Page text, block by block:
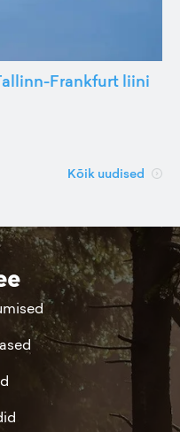
Frankfurt liini
Kõik uudised